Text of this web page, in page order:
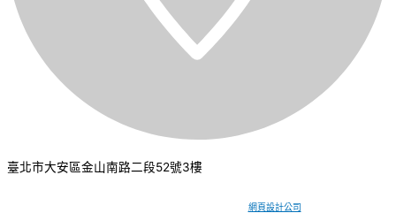
臺北市大安區金山南路二段52號3樓
網頁設計公司